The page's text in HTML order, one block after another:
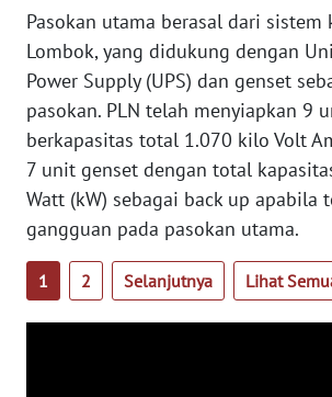
Pasokan utama berasal dari sistem
Lombok, yang didukung dengan
Power Supply (UPS) dan genset
pasokan. PLN telah menyiapkan 9
berkapasitas total 1.070 kilo Volt
7 unit genset dengan total
Watt (kW) sebagai back up apabila
gangguan pada pasokan utama.
1 2 Selanjutnya Lihat
WN
SULTRA
WN
NTB
WN